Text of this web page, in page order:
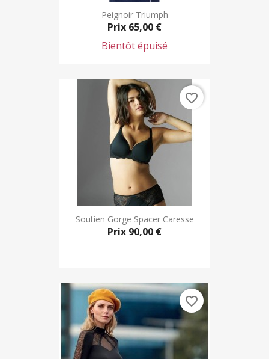
Peignoir Triumph
Prix 65,00 €
Bientôt épuisé
Soutien Gorge Spacer Caresse
Prix 90,00 €
favorite_border
favorite_border